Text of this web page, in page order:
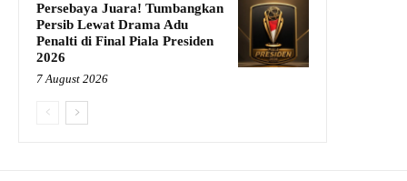
Persebaya Juara! Tumbangkan
Persib Lewat Drama Adu
Penalti di Final Piala Presiden
2026
7 August 2026